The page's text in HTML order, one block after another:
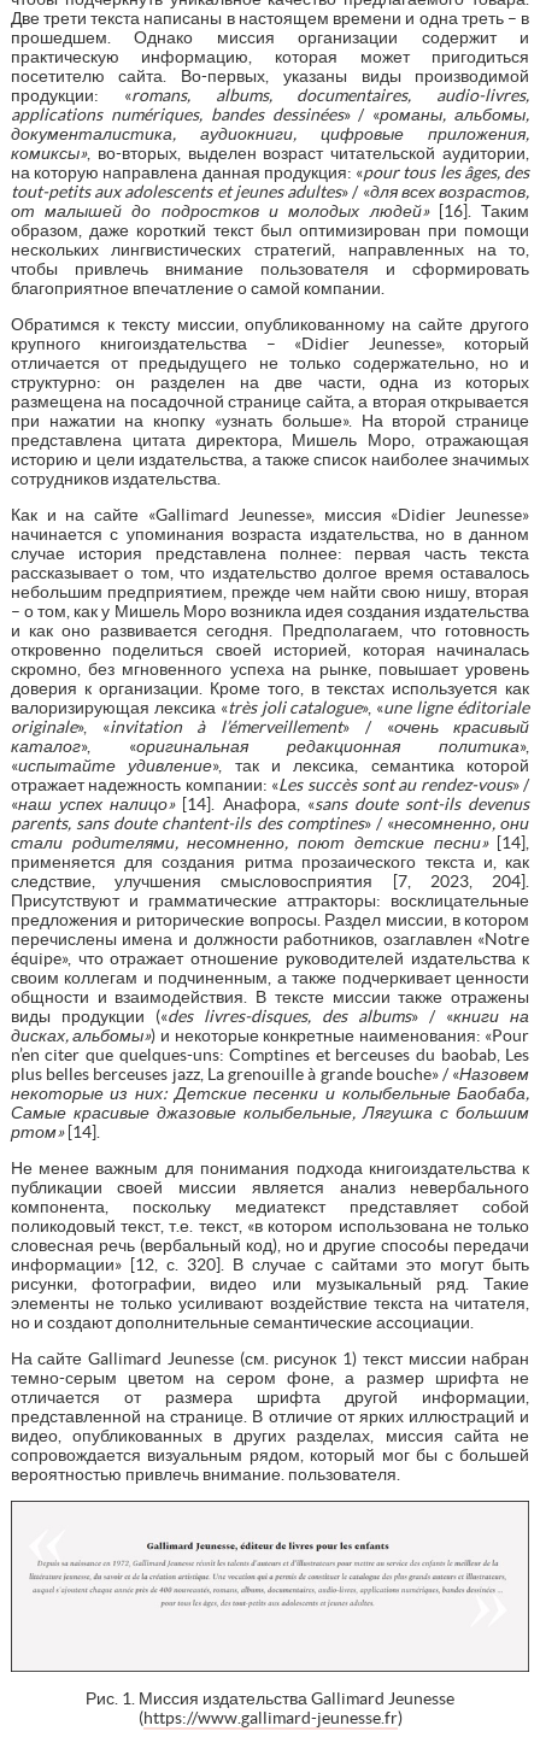
Две трети текста написаны в настоящем времени и одна треть – в
прошедшем. Однако миссия организации содержит и
практическую информацию, которая может пригодиться
посетителю сайта. Во-первых, указаны виды производимой
продукции: «romans, albums, documentaires, audio-livres,
applications numériques, bandes dessinées» / «романы, альбомы,
документалистика, аудиокниги, цифровые приложения,
комиксы», во-вторых, выделен возраст читательской аудитории,
на которую направлена данная продукция: «pour tous les âges, des
tout-petits aux adolescents et jeunes adultes» / «для всех возрастов,
от малышей до подростков и молодых людей»[16]. Таким
образом, даже короткий текст был оптимизирован при помощи
нескольких лингвистических стратегий, направленных на то,
чтобы привлечь внимание пользователя и сформировать
благоприятное впечатление о самой компании.
Обратимся к тексту миссии, опубликованному на сайте другого
крупного книгоиздательства – «Didier Jeunesse», который
отличается от предыдущего не только содержательно, но и
структурно: он разделен на две части, одна из которых
размещена на посадочной странице сайта, а вторая открывается
при нажатии на кнопку «узнать больше». На второй странице
представлена цитата директора, Мишель Моро, отражающая
историю и цели издательства, а также список наиболее значимых
сотрудников издательства.
Как и на сайте «Gallimard Jeunesse», миссия «Didier Jeunesse»
начинается с упоминания возраста издательства, но в данном
случае история представлена полнее: первая часть текста
рассказывает о том, что издательство долгое время оставалось
небольшим предприятием, прежде чем найти свою нишу, вторая
– о том, как у Мишель Моро возникла идея создания издательства
и как оно развивается сегодня. Предполагаем, что готовность
откровенно поделиться своей историей, которая начиналась
скромно, без мгновенного успеха на рынке, повышает уровень
доверия к организации. Кроме того, в текстах используется как
валоризирующая лексика «très joli catalogue», «une ligne éditoriale
originale», «invitation à l’émerveillement» / «очень красивый
каталог», «оригинальная редакционная политика»,
«испытайте удивление», так и лексика, семантика которой
отражает надежность компании: «Les succès sont au rendez-vous» /
«наш успех налицо»[14]. Анафора, «sans doute sont-ils devenus
parents, sans doute chantent-ils des comptines» / «несомненно, они
стали родителями, несомненно, поют детские песни»[14],
применяется для создания ритма прозаического текста и, как
следствие, улучшения смысловосприятия [7, 2023, 204].
Присутствуют и грамматические аттракторы: восклицательные
предложения и риторические вопросы. Раздел миссии, в котором
перечислены имена и должности работников, озаглавлен «Notre
équipe», что отражает отношение руководителей издательства к
своим коллегам и подчиненным, а также подчеркивает ценности
общности и взаимодействия. В тексте миссии также отражены
виды продукции («des livres-disques, des albums» / «книги на
дисках, альбомы») и некоторые конкретные наименования: «Pour
n’en citer que quelques-uns: Comptines et berceuses du baobab, Les
plus belles berceuses jazz, La grenouille à grande bouche» / «Назовем
некоторые из них: Детские песенки и колыбельные Баобаба,
Самые красивые джазовые колыбельные, Лягушка с большим
ртом»[14].
Не менее важным для понимания подхода книгоиздательства к
публикации своей миссии является анализ невербального
компонента, поскольку медиатекст представляет собой
поликодовый текст, т.е. текст, «в котором использована не только
словесная речь (вербальный код), но и другие спосо6ы передачи
информации» [12, с. 320]. В случае с сайтами это могут быть
рисунки, фотографии, видео или музыкальный ряд. Такие
элементы не только усиливают воздействие текста на читателя,
но и создают дополнительные семантические ассоциации.
На сайте Gallimard Jeunesse (см. рисунок 1) текст миссии набран
темно-серым цветом на сером фоне, а размер шрифта не
отличается от размера шрифта другой информации,
представленной на странице. В отличие от ярких иллюстраций и
видео, опубликованных в других разделах, миссия сайта не
сопровождается визуальным рядом, который мог бы с большей
вероятностью привлечь внимание. пользователя.
Рис. 1. Миссия издательства Gallimard Jeunesse
(https://www.gallimard-jeunesse.fr)